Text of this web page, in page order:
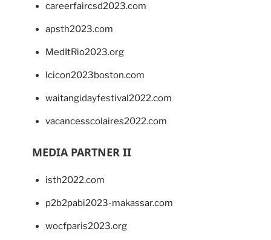
careerfaircsd2023.com
apsth2023.com
MedItRio2023.org
lcicon2023boston.com
waitangidayfestival2022.com
vacancesscolaires2022.com
MEDIA PARTNER II
isth2022.com
p2b2pabi2023-makassar.com
wocfparis2023.org